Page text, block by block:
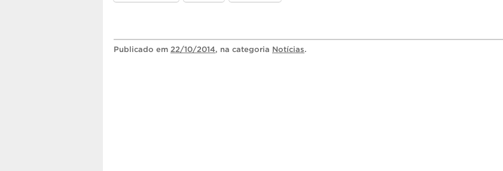
Publicado em 22/10/2014, na categoria Notícias.